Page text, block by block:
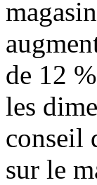
de 12
les
conseil
sur le